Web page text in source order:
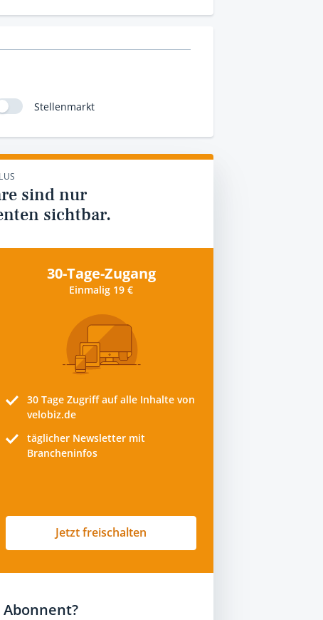
Stellenmarkt
sind nur
sichtbar.
30-Tage-Zugang
Einmalig 19 €
30 Tage Zugriff auf alle Inhalte von
velobiz.de
täglicher Newsletter mit
Brancheninfos
Jetzt freischalten